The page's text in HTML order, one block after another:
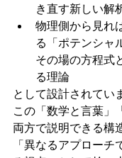
き直す新しい解
物理側から見れ
る「ポテンシャ
その場の方程式
る理論
として設計されてい
この「数学と言葉」
両方で説明できる構
「異なるアプローチ